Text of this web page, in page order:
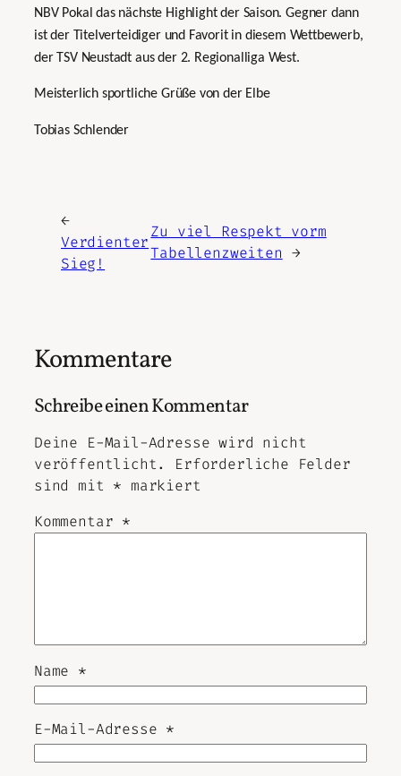
NBV Pokal das nächste Highlight der Saison. Gegner dann
ist der Titelverteidiger und Favorit in diesem Wettbewerb,
der TSV Neustadt aus der 2. Regionalliga West.
Meisterlich sportliche Grüße von der Elbe
Tobias Schlender
←
Verdienter
Sieg!
Zu viel Respekt vorm
Tabellenzweiten →
Kommentare
Schreibe einen Kommentar
Deine E-Mail-Adresse wird nicht
veröffentlicht.
Erforderliche Felder
sind mit * markiert
Kommentar *
Name *
E-Mail-Adresse *